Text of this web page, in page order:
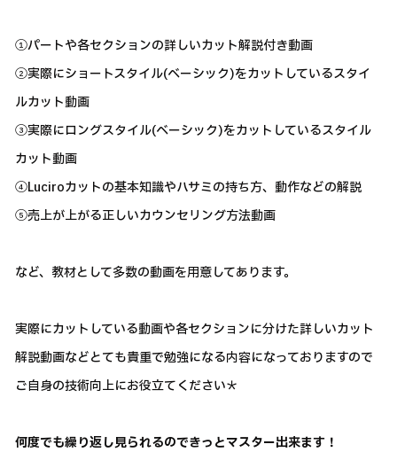
①パートや各セクションの詳しいカット解説付き動画
②実際にショートスタイル(ベーシック)をカットしているスタイ
ルカット動画
③実際にロングスタイル(ベーシック)をカットしているスタイル
カット動画
④Luciroカットの基本知識やハサミの持ち方、動作などの解説
⑤売上が上がる正しいカウンセリング方法動画
など、教材として多数の動画を用意してあります。
実際にカットしている動画や各セクションに分けた詳しいカット
解説動画などとても貴重で勉強になる内容になっておりますので
ご自身の技術向上にお役立てください＊
何度でも繰り返し見られるのできっとマスター出来ます！